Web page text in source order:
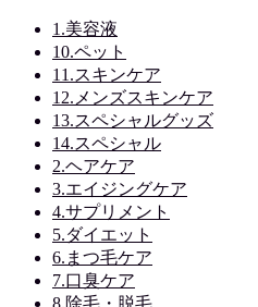
1.美容液
10.ペット
11.スキンケア
12.メンズスキンケア
13.スペシャルグッズ
14.スペシャル
2.ヘアケア
3.エイジングケア
4.サプリメント
5.ダイエット
6.まつ毛ケア
7.口臭ケア
8.除毛・脱毛